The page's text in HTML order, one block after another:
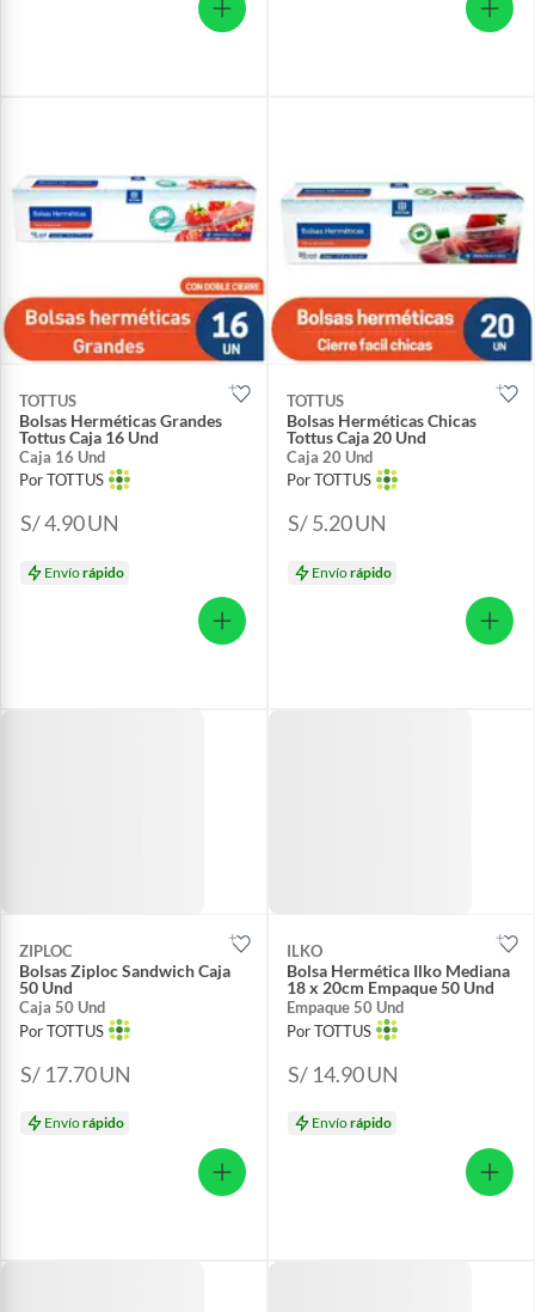
TOTTUS
Bolsas Herméticas Grandes
Tottus Caja 16 Und
Caja 16 Und
Por TOTTUS
S/ 4.90UN
Envíorápido
TOTTUS
Bolsas Herméticas Chicas
Tottus Caja 20 Und
Caja 20 Und
Por TOTTUS
S/ 5.20UN
Envíorápido
ZIPLOC
Bolsas Ziploc Sandwich Caja
50 Und
Caja 50 Und
Por TOTTUS
S/ 17.70UN
Envíorápido
ILKO
Bolsa Hermética Ilko Mediana
18 x 20cm Empaque 50 Und
Empaque 50 Und
Por TOTTUS
S/ 14.90UN
Envíorápido